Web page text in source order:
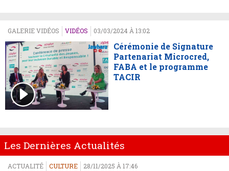
GALERIE VIDÉOS VIDÉOS 03/03/2024 À 13:02
Cérémonie de Signature
Partenariat Microcred,
FABA et le programme
TACIR
Les Dernières Actualités
ACTUALITÉ CULTURE 28/11/2025 À 17:46